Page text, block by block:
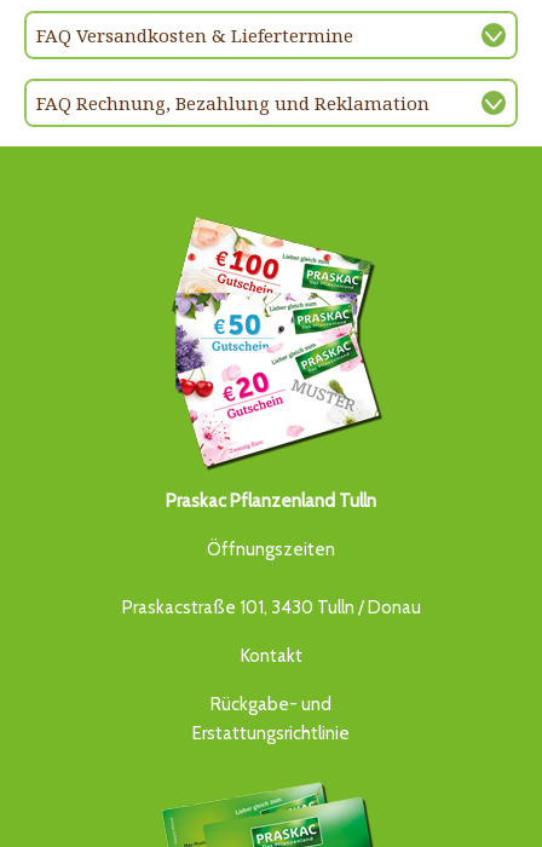
FAQ Versandkosten & Liefertermine
FAQ Rechnung, Bezahlung und Reklamation
Praskac Pflanzenland Tulln
Öffnungszeiten
Praskacstraße 101, 3430 Tulln / Donau
Kontakt
Rückgabe- und
Erstattungsrichtlinie